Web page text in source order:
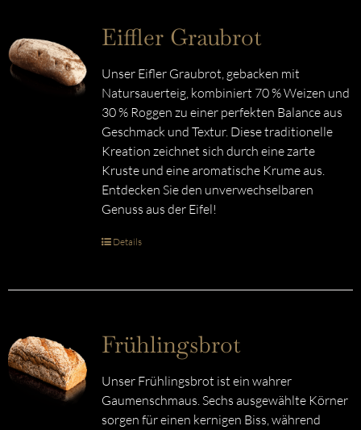
Eiffler Graubrot
Unser Eifler Graubrot, gebacken mit
Natursauerteig, kombiniert 70 % Weizen und
30 % Roggen zu einer perfekten Balance aus
Geschmack und Textur. Diese traditionelle
Kreation zeichnet sich durch eine zarte
Kruste und eine aromatische Krume aus.
Entdecken Sie den unverwechselbaren
Genuss aus der Eifel!
Details
Frühlingsbrot
Unser Frühlingsbrot ist ein wahrer
Gaumenschmaus. Sechs ausgewählte Körner
sorgen für einen kernigen Biss, während